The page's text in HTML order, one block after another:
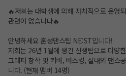
🔥저희는 대학생에 의해 자치적으로 운영
관련이 없습니다🔥
안녕하세요 혼성댄스팀 NE:ST입니다!
저희는 26년 1월에 생긴 신생팀으로 다양
그래피 창작 및 커버, 버스킹, 실내외 댄스
니다. (현재 멤버 14명)